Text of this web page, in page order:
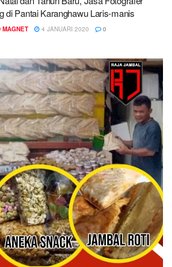
di Pantai Karanghawu Laris-manis
MAGNET 4 JANUARI 2020 0